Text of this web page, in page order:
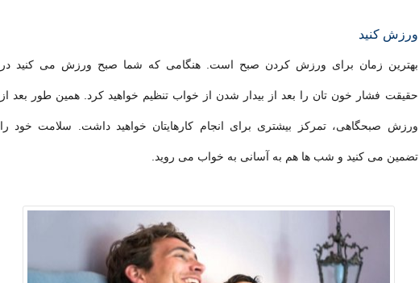
ورزش کنید
بهترین زمان برای ورزش کردن صبح است. هنگامی که شما صبح ورزش می کنید در
حقیقت فشار خون تان را بعد از بیدار شدن از خواب تنظیم خواهید کرد. همین طور بعد از
ورزش صبحگاهی، تمرکز بیشتری برای انجام کارهایتان خواهید داشت. سلامت خود را
تضمین می کنید و شب ها هم به آسانی به خواب می روید.